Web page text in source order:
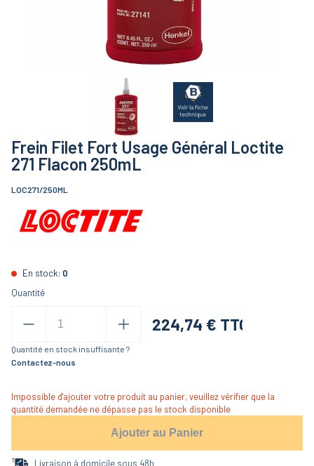
Frein Filet Fort Usage Général Loctite
271 Flacon 250mL
LOC271/250ML
En stock: 0
Quantité
224,74 € TTC
Quantité en stock insuffisante ?
Contactez-nous
Impossible d'ajouter votre produit au panier, veuillez vérifier que la
quantité demandée ne dépasse pas le stock disponible
Ajouter au Panier
Livraison à domicile sous 48h